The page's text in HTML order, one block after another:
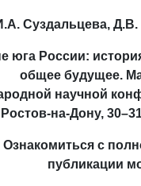
Суздальцева, Д.В.
юга России:
общее будущее.
научной
Ростов-на-Дону,
Ознакомиться с
публикации